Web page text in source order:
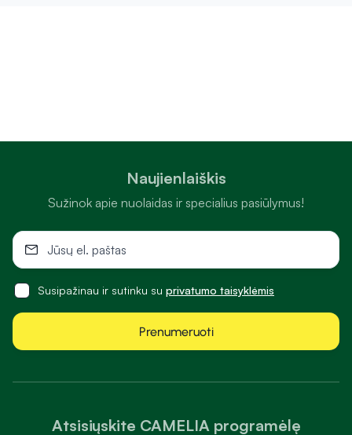
Atsisiųskite CAMELIA programėlę
Naujienlaiškis
Sužinok apie nuolaidas ir specialius pasiūlymus!
Susipažinau ir sutinku su privatumo taisyklėmis
Prenumeruoti